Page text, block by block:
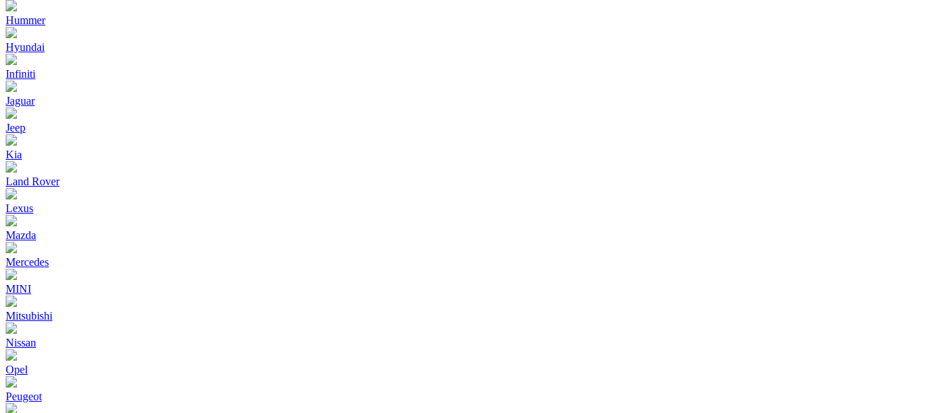
Hummer
Hyundai
Infiniti
Jaguar
Jeep
Kia
Land Rover
Lexus
Mazda
Mercedes
MINI
Mitsubishi
Nissan
Opel
Peugeot